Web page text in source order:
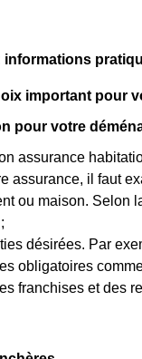
informations
important pour
pour votre
assurance
assurance, il faut
ou maison.
désirées. Par
obligatoires
franchises et des